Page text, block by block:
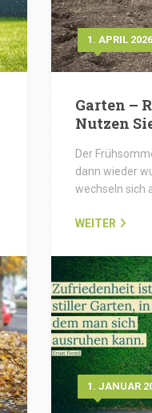
1. APRIL 2026
Garten –
Nutzen
Der
dann wieder
wechseln sich
WEITER
1. JANUAR